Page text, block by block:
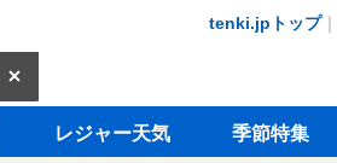
tenki.jpトップ｜
レジャー天気 季節特集